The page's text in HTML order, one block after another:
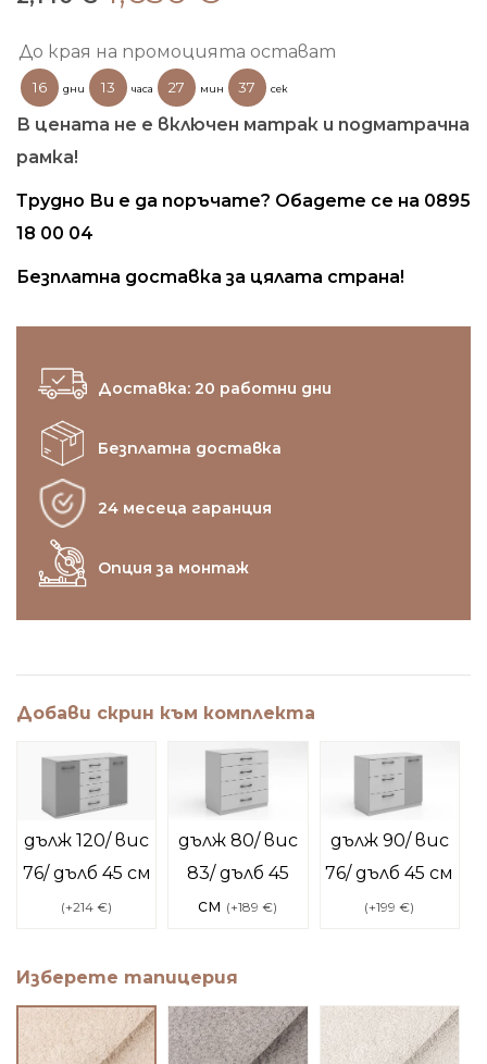
was:
2,140 €.
е:
1,636 €.
До края на промоцията остават
16 дни 13 часа 27 мин 36 сек
В цената не е включен матрак и подматрачна
рамка!
Трудно Ви е да поръчате? Обадете се на 0895
18 00 04
Безплатна доставка за цялата страна!
Доставка: 20 работни дни
Безплатна доставка
24 месеца гаранция
Опция за монтаж
Добави скрин към комплекта
дълж 120/ вис
76/ дълб 45 см
(+214 €)
дълж 80/ вис
83/ дълб 45
см (+189 €)
дълж 90/ вис
76/ дълб 45 см
(+199 €)
Изберете тапицерия